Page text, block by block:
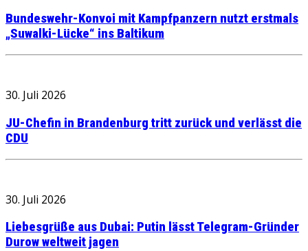
Bundeswehr-Konvoi mit Kampfpanzern nutzt erstmals
„Suwalki-Lücke“ ins Baltikum
30. Juli 2026
JU-Chefin in Brandenburg tritt zurück und verlässt die
CDU
30. Juli 2026
Liebesgrüße aus Dubai: Putin lässt Telegram-Gründer
Durow weltweit jagen